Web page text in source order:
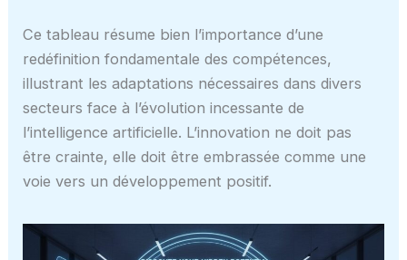
Ce tableau résume bien l’importance d’une
redéfinition fondamentale des compétences,
illustrant les adaptations nécessaires dans divers
secteurs face à l’évolution incessante de
l’intelligence artificielle. L’innovation ne doit pas
être crainte, elle doit être embrassée comme une
voie vers un développement positif.